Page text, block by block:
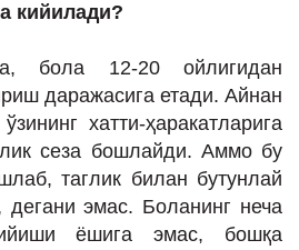
кийилади?
бола 12-20 ойлигидан
даражасига етади. Айнан
хатти-ҳаракатларига
сеза бошлайди. Аммо бу
таглик билан бутунлай
эмас. Боланинг неча
ёшига эмас, бошқа